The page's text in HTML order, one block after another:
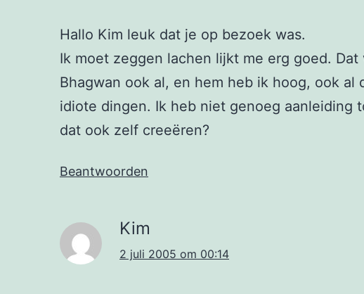
Hallo Kim leuk dat je op bezoek was.
Ik moet zeggen lachen lijkt me erg goed. Dat
Bhagwan ook al, en hem heb ik hoog, ook al
idiote dingen. Ik heb niet genoeg aanleiding
dat ook zelf creeëren?
Beantwoorden
Kim
2 juli 2005 om 00:14